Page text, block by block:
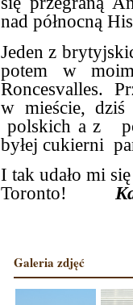
nad północną
Jeden z
potem w
Roncesvalles.
w mieście,
polskich a z
byłej cukierni
I tak udało mi
Toronto!
Galeria zdjęć